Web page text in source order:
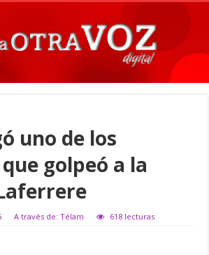
uno de los
golpeó a la
A través de: Télam 618 lecturas